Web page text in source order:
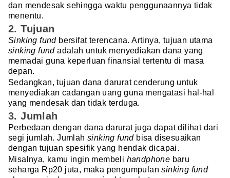
dan mendesak sehingga waktu penggunaannya tidak
menentu.
2. Tujuan
Sinking fundbersifat terencana. Artinya, tujuan utama
sinking fundadalah untuk menyediakan dana yang
memadai guna keperluan finansial tertentu di masa
depan.
Sedangkan, tujuan dana darurat cenderung untuk
menyediakan cadangan uang guna mengatasi hal-hal
yang mendesak dan tidak terduga.
3. Jumlah
Perbedaan dengan dana darurat juga dapat dilihat dari
segi jumlah. Jumlah sinking fundbisa disesuaikan
dengan tujuan spesifik yang hendak dicapai.
Misalnya, kamu ingin membeli handphone baru
seharga Rp20 juta, maka pengumpulansinking fund